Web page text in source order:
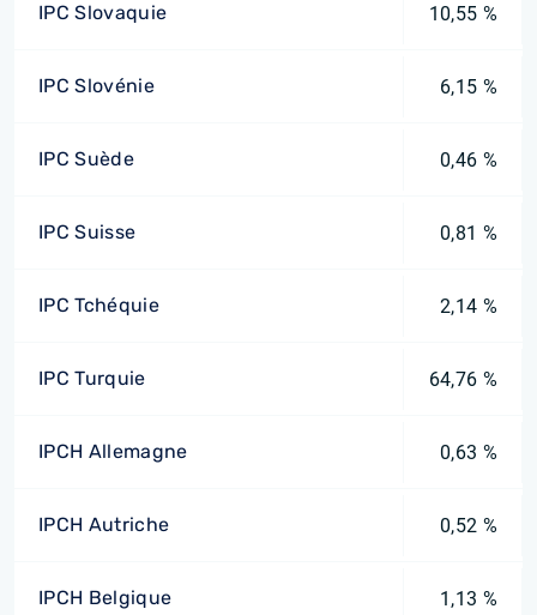
IPC Slovaquie 10,55 %
IPC Slovénie 6,15 %
IPC Suède 0,46 %
IPC Suisse 0,81 %
IPC Tchéquie 2,14 %
IPC Turquie 64,76 %
IPCH Allemagne 0,63 %
IPCH Autriche 0,52 %
IPCH Belgique 1,13 %